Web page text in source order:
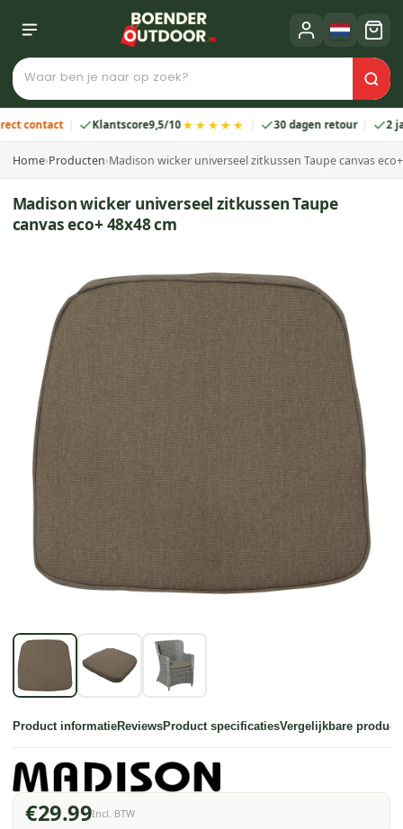
Klantscore9,5/10★★★★★ 30 dagen retour 2 jaar
Home›Producten›Madison wicker universeel zitkussen Taupe canvas
Madison wicker universeel zitkussen Taupe
canvas eco+ 48x48 cm
Product informatieReviewsProduct specificatiesVergelijkbare
€29.99Incl. BTW